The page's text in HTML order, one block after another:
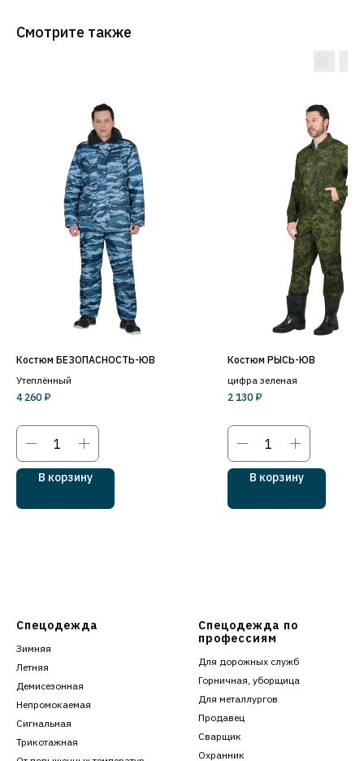
Смотрите также
Костюм БЕЗОПАСНОСТЬ-ЮВ
Утеплённый
4 260 ₽
В корзину
Костюм РЫСЬ-ЮВ
цифра зеленая
2 130 ₽
В корзину
Спецодежда
Зимняя
Летняя
Демисезонная
Непромокаемая
Сигнальная
Трикотажная
Спецодежда по
профессиям
Для дорожных служб
Горничная, уборщица
Для металлургов
Продавец
Сварщик
Охранник